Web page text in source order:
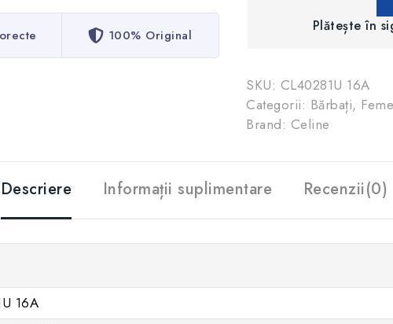
100% Original
Plătește în
SKU: CL40281U 16A
Categorii: Bărbați,
Brand: Celine
Descriere Informații suplimentare Recenzii(0)
16A